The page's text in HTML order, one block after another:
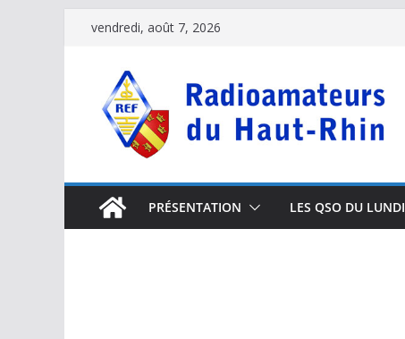
Passervendredi, août 7, 2026
PRÉSENTATION LES QSO DU LUNDI